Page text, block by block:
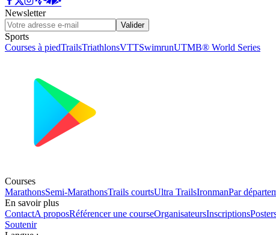
Newsletter
Valider
Sports
Courses à piedTrailsTriathlonsVTTSwimrunUTMB® World Series
Courses
MarathonsSemi-MarathonsTrails courtsUltra TrailsIronmanPar
En savoir plus
ContactA proposRéférencer une courseOrganisateursInscriptions
Soutenir